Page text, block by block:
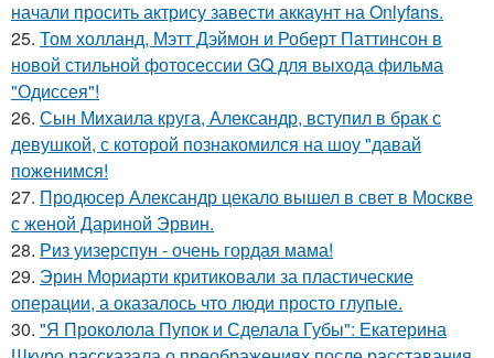
начали просить актрису завести аккаунт на Onlyfans.
25. Том холланд, Мэтт Дэймон и Роберт Паттинсон в
новой стильной фотосессии GQ для выхода фильма
"Одиссея"!
26. Сын Михаила круга, Александр, вступил в брак с
девушкой, с которой познакомился на шоу "давай
поженимся!
27. Продюсер Александр цекало вышел в свет в Москве
с женой Дариной Эрвин.
28. Риз уизерспун - очень гордая мама!
29. Эрин Мориарти критиковали за пластические
операции, а оказалось что люди просто глупые.
30. "Я Проколола Пупок и Сделала Губы": Екатерина